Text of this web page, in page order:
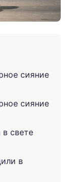
сияние
сияние
в свете
в